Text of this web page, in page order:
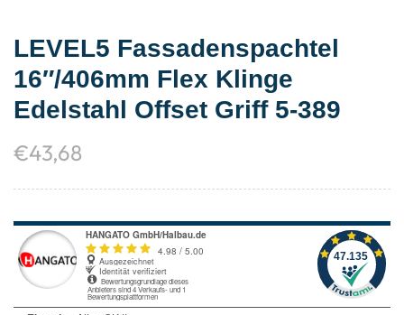
LEVEL5 Fassadenspachtel
16″/406mm Flex Klinge
Edelstahl Offset Griff 5-389
€43,68